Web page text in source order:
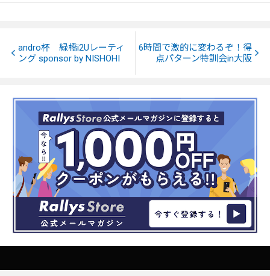
andro杯 緑橋i2Uレーティ
ング sponsor by NISHOHI
6時間で激的に変わるぞ！得
点パターン特訓会in大阪